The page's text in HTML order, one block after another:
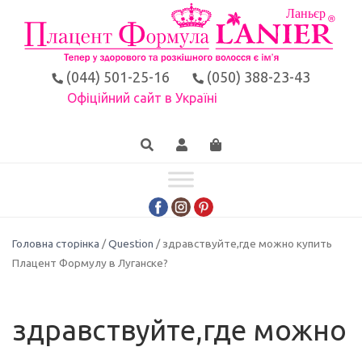
(044) 501-25-16 (050) 388-23-43
Офіційний сайт в Україні
Головна сторінка /Question / здравствуйте,где можно купить
Плацент Формулу в Луганске?
здравствуйте,где можно